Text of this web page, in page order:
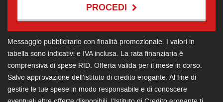
PROCEDI
Contattaci
Messaggio pubblicitario con finalità promozionale. I valori in
tabella sono indicativi e IVA inclusa. La rata finanziaria è
comprensiva di spese RID. Offerta valida per il mese in corso.
Salvo approvazione dell'istituto di credito erogante. Al fine di
gestire le tue spese in modo responsabile e di conoscere